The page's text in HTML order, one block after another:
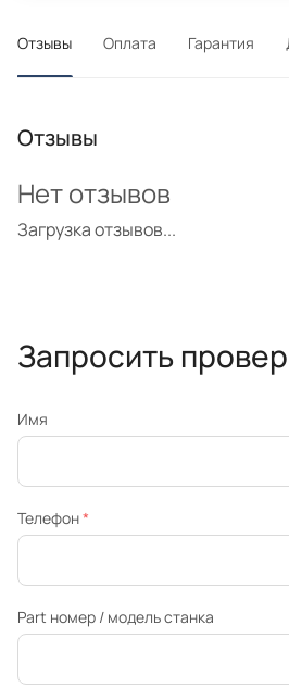
Отзывы Оплата Гарантия
Отзывы
Загрузка отзывов...
Нет отзывов
Запросить
Имя
Телефон*
Part номер / модель станка